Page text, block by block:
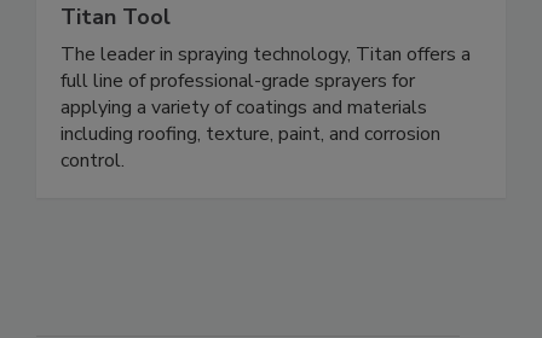
Titan Tool
The leader in spraying technology, Titan offers a
full line of professional-grade sprayers for
applying a variety of coatings and materials
including roofing, texture, paint, and corrosion
control.